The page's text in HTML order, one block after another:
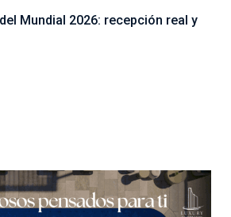
Mundial 2026: recepción real y